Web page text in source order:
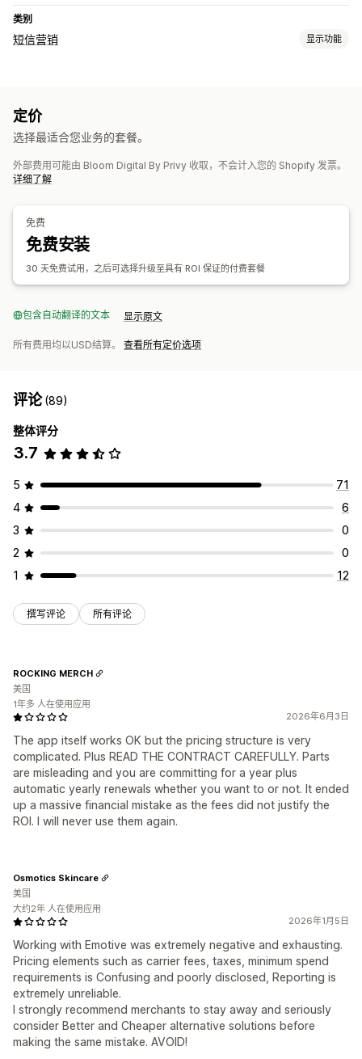
类别
短信营销 显示功能
双向消息发送
弃购恢复 生日消息 折扣码 反馈请求 订单确认 产品推荐
定价
选择最适合您业务的套餐。
外部费用可能由 Bloom Digital By Privy 收取，不会计入您的 Shopify 发票。
详细了解
免费
免费安装
30 天免费试用，之后可选择升级至具有 ROI 保证的付费套餐
包含自动翻译的文本 显示原文
所有费用均以USD结算。 查看所有定价选项
评论(89)
整体评分
3.7
5
71
4
6
3
0
2
0
1
12
撰写评论 所有评论
2026年6月3日
The app itself works OK but the pricing structure is very
complicated. Plus READ THE CONTRACT CAREFULLY. Parts
are misleading and you are committing for a year plus
automatic yearly renewals whether you want to or not. It ended
up a massive financial mistake as the fees did not justify the
ROI. I will never use them again.
ROCKING MERCH
美国
1年多 人在使用应用
2026年1月5日
Working with Emotive was extremely negative and exhausting.
Pricing elements such as carrier fees, taxes, minimum spend
requirements is Confusing and poorly disclosed, Reporting is
extremely unreliable.
I strongly recommend merchants to stay away and seriously
consider Better and Cheaper alternative solutions before
making the same mistake. AVOID!
Osmotics Skincare
美国
大约2年 人在使用应用